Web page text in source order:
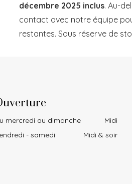
décembre 2025 inclus. Au-
contact avec notre équipe
restantes. Sous réserve de
mercredi au dimanche
Midi
- samedi
Midi & soir